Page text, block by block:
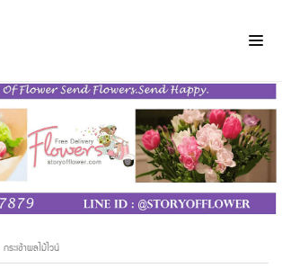
กระเช้าผลไม้ไวน์